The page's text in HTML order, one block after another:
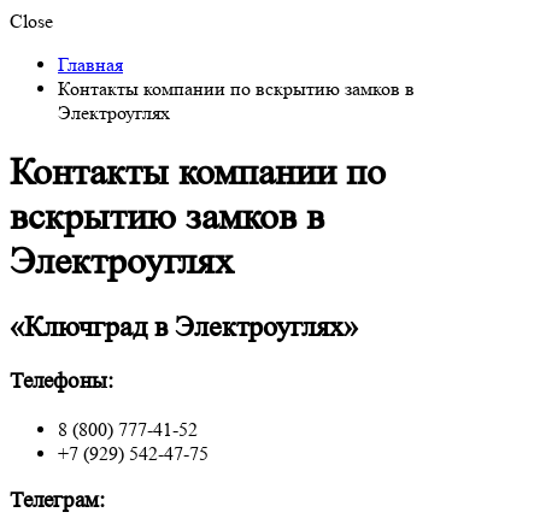
Close
Главная
Контакты компании по вскрытию замков в
Электроуглях
Контакты компании по
вскрытию замков в
Электроуглях
«Ключград в Электроуглях»
Телефоны:
8 (800) 777-41-52
+7 (929) 542-47-75
Телеграм: